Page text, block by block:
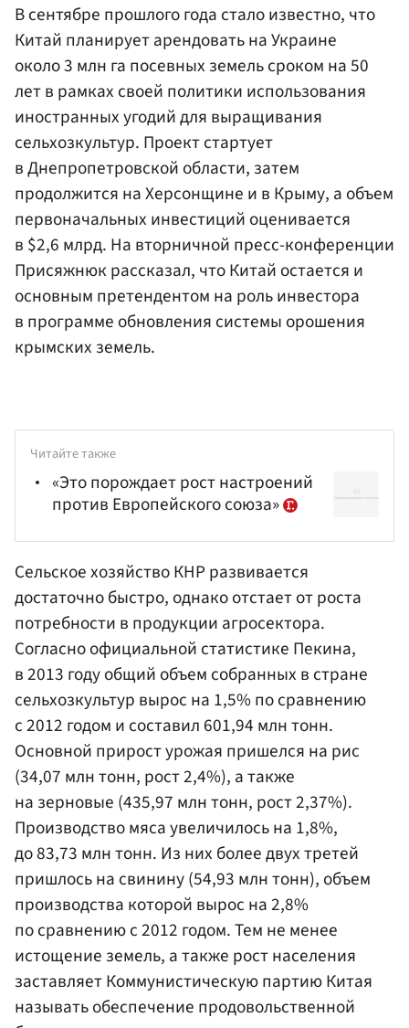
В сентябре прошлого года стало известно, что
Китай планирует арендовать на Украине
около 3 млн га посевных земель сроком на 50
лет в рамках своей политики использования
иностранных угодий для выращивания
сельхозкультур. Проект стартует
в Днепропетровской области, затем
продолжится на Херсонщине и в Крыму, а объем
первоначальных инвестиций оценивается
в $2,6 млрд. На вторничной пресс-конференции
Присяжнюк рассказал, что Китай остается и
основным претендентом на роль инвестора
в программе обновления системы орошения
крымских земель.
Читайте также
«Это порождает рост настроений
против Европейского союза»
Сельское хозяйство КНР развивается
достаточно быстро, однако отстает от роста
потребности в продукции агросектора.
Согласно официальной статистике Пекина,
в 2013 году общий объем собранных в стране
сельхозкультур вырос на 1,5% по сравнению
с 2012 годом и составил 601,94 млн тонн.
Основной прирост урожая пришелся на рис
(34,07 млн тонн, рост 2,4%), а также
на зерновые (435,97 млн тонн, рост 2,37%).
Производство мяса увеличилось на 1,8%,
до 83,73 млн тонн. Из них более двух третей
пришлось на свинину (54,93 млн тонн), объем
производства которой вырос на 2,8%
по сравнению с 2012 годом. Тем не менее
истощение земель, а также рост населения
заставляет Коммунистическую партию Китая
называть обеспечение продовольственной